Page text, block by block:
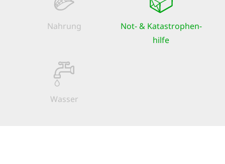
Nahrung
Not- & Kata­strophen­
hilfe
Wasser